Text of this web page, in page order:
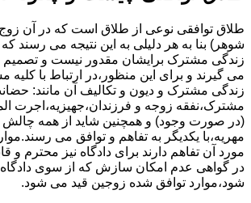
طلاق توافقی نوعی از طلاق است که در آن
شوهر) بنا به هر دلیلی به این نتیجه می رسند که
زندگی مشترک برایشان مقدور نیست و تصمیم
می گیرند و برای این منظور،در ارتباط با کلیه
زندگی مشترک و دیون و تکالیف آن مانند:
مشترک،نفقه زوجه و فرزندان،جهیزیه،اجرت
(در صورت وجود) و همچنین شاید از همه چالش
مهریه،با یکدیگر به تفاهم و توافق می
مورد آن تفاهم دارند برای دادگاه نیز محترم و
در گواهی عدم امکان سازش که از سوی
شود،موارد توافق شده زوجین قید می شود.